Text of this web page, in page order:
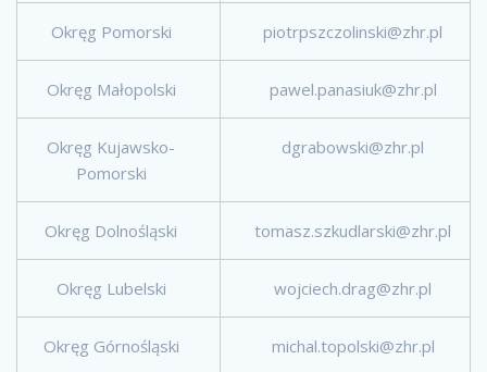
Okręg Pomorski piotrpszczolinski@zhr.pl
Okręg Małopolski pawel.panasiuk@zhr.pl
Okręg Kujawsko-
Pomorski
dgrabowski@zhr.pl
Okręg Dolnośląski tomasz.szkudlarski@zhr.pl
Okręg Lubelski wojciech.drag@zhr.pl
Okręg Górnośląski michal.topolski@zhr.pl